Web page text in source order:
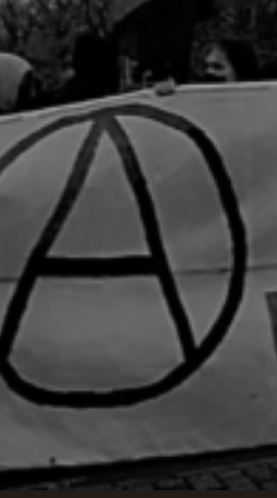
A’DAM
ANTWERPEN
BRUGGE
GROEP